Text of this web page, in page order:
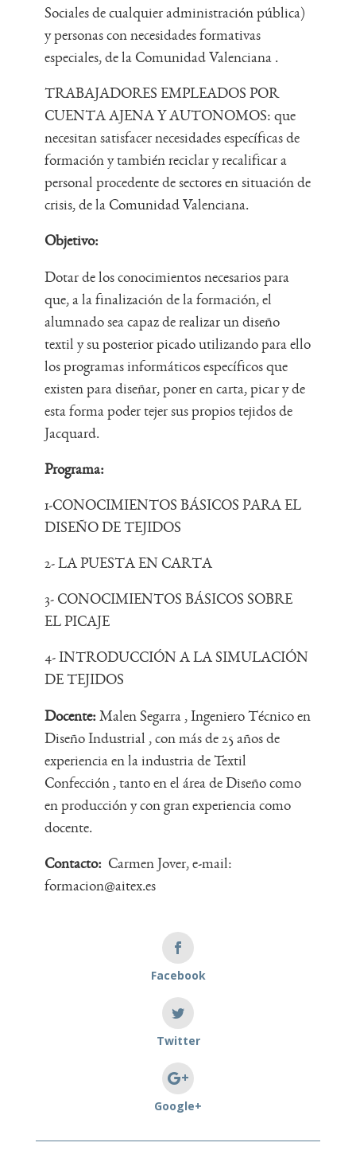
Sociales de cualquier administración pública)
y personas con necesidades formativas
especiales, de la Comunidad Valenciana .
TRABAJADORES EMPLEADOS POR
CUENTA AJENA Y AUTONOMOS: que
necesitan satisfacer necesidades específicas de
formación y también reciclar y recalificar a
personal procedente de sectores en situación de
crisis, de la Comunidad Valenciana.
Objetivo:
Dotar de los conocimientos necesarios para
que, a la finalización de la formación, el
alumnado sea capaz de realizar un diseño
textil y su posterior picado utilizando para ello
los programas informáticos específicos que
existen para diseñar, poner en carta, picar y de
esta forma poder tejer sus propios tejidos de
Jacquard.
Programa:
1-CONOCIMIENTOS BÁSICOS PARA EL
DISEÑO DE TEJIDOS
2- LA PUESTA EN CARTA
3- CONOCIMIENTOS BÁSICOS SOBRE
EL PICAJE
4- INTRODUCCIÓN A LA SIMULACIÓN
DE TEJIDOS
Docente:Malen Segarra , Ingeniero Técnico en
Diseño Industrial , con más de 25 años de
experiencia en la industria de Textil
Confección , tanto en el área de Diseño como
en producción y con gran experiencia como
docente.
Contacto:Carmen Jover, e-mail:
formacion@aitex.es
Facebook
Twitter
Google+